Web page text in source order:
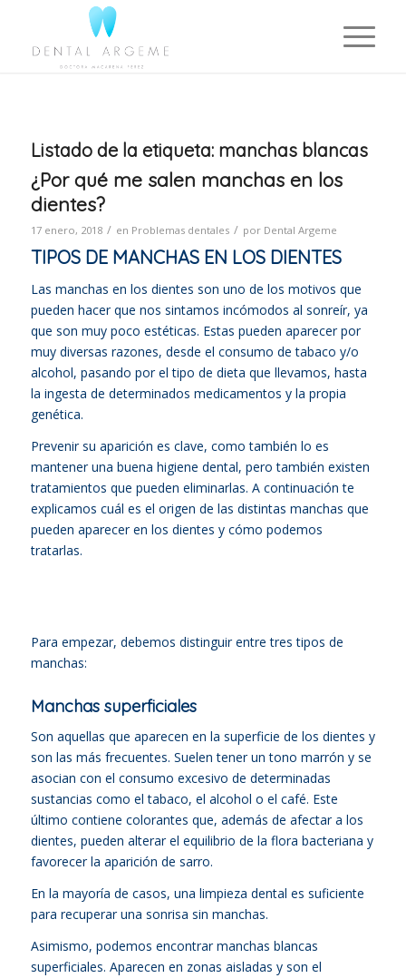
Listado de la etiqueta: manchas blancas
¿Por qué me salen manchas en los
dientes?
17 enero, 2018 / en Problemas dentales / por Dental Argeme
TIPOS DE MANCHAS EN LOS DIENTES
Las manchas en los dientes son uno de los motivos que
pueden hacer que nos sintamos incómodos al sonreír, ya
que son muy poco estéticas. Estas pueden aparecer por
muy diversas razones, desde el consumo de tabaco y/o
alcohol, pasando por el tipo de dieta que llevamos, hasta
la ingesta de determinados medicamentos y la propia
genética.
Prevenir su aparición es clave, como también lo es
mantener una buena higiene dental, pero también existen
tratamientos que pueden eliminarlas. A continuación te
explicamos cuál es el origen de las distintas manchas que
pueden aparecer en los dientes y cómo podemos
tratarlas.
Para empezar, debemos distinguir entre tres tipos de
manchas:
Manchas superficiales
Son aquellas que aparecen en la superficie de los dientes y
son las más frecuentes. Suelen tener un tono marrón y se
asocian con el consumo excesivo de determinadas
sustancias como el tabaco, el alcohol o el café. Este
último contiene colorantes que, además de afectar a los
dientes, pueden alterar el equilibrio de la flora bacteriana y
favorecer la aparición de sarro.
En la mayoría de casos, una limpieza dental es suficiente
para recuperar una sonrisa sin manchas.
Asimismo, podemos encontrar manchas blancas
superficiales. Aparecen en zonas aisladas y son el